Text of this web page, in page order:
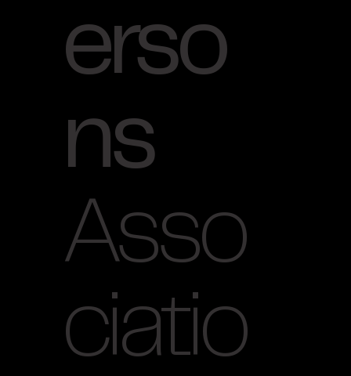
erso
ns
Asso
ciatio